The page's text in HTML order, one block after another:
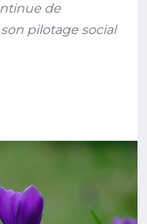
de
pilotage social